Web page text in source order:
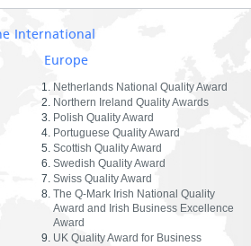
International
Europe
Netherlands National Quality Award
Northern Ireland Quality Awards
Polish Quality Award
Portuguese Quality Award
Scottish Quality Award
Swedish Quality Award
Swiss Quality Award
The Q-Mark Irish National Quality
Award and Irish Business Excellence
Award
UK Quality Award for Business